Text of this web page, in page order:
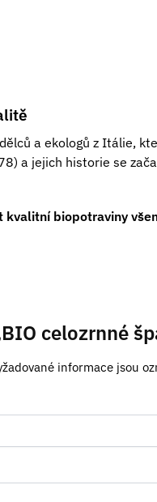
a ekologů z Itálie,
a jejich historie se
kvalitní biopotraviny
celozrnné
informace jsou